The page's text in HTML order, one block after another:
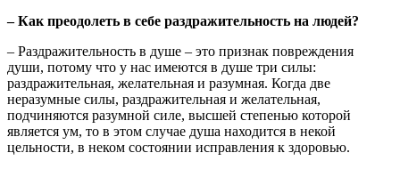
– Как преодолеть в себе раздражительность на людей?
– Раздражительность в душе – это признак повреждения
души, потому что у нас имеются в душе три силы:
раздражительная, желательная и разумная. Когда две
неразумные силы, раздражительная и желательная,
подчиняются разумной силе, высшей степенью которой
является ум, то в этом случае душа находится в некой
цельности, в неком состоянии исправления к здоровью.